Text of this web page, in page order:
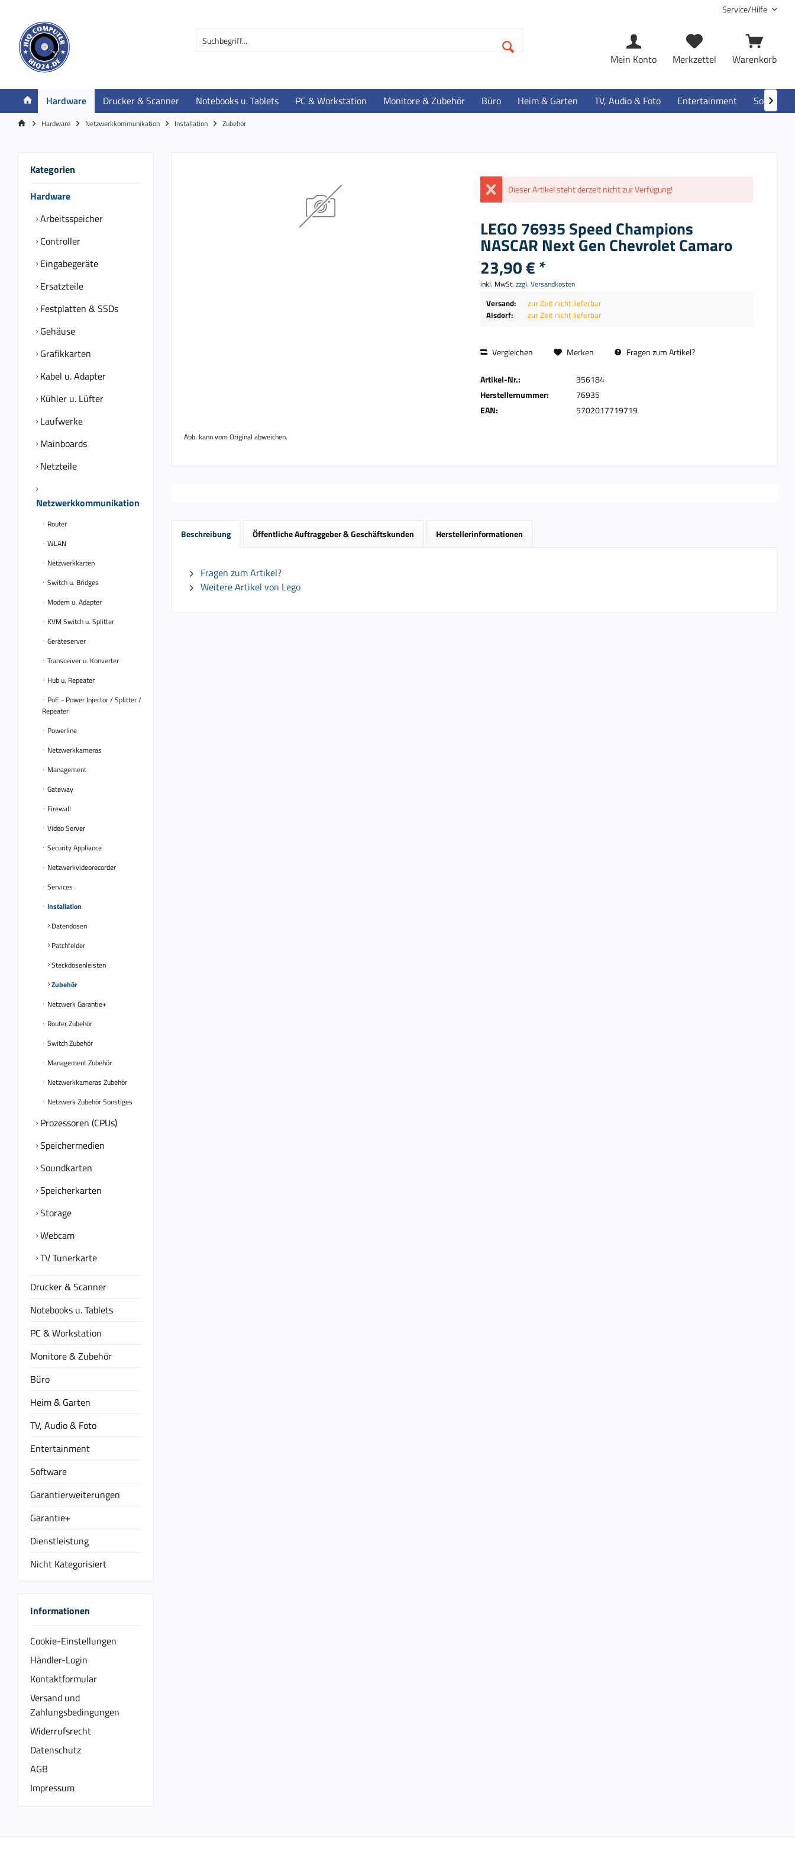
Service/Hilfe
Warenkorb
Merkzettel
Mein Konto
Hardware Drucker & Scanner Notebooks u. Tablets PC & Workstation Monitore & Zubehör Büro Heim & Garten TV, Audio & Foto Entertainment Software

Hardware Netzwerkkommunikation Installation Zubehör
Kategorien
Hardware
Arbeitsspeicher
Controller
Eingabegeräte
Ersatzteile
Festplatten & SSDs
Gehäuse
Grafikkarten
Kabel u. Adapter
Kühler u. Lüfter
Laufwerke
Mainboards
Netzteile
Netzwerkkommunikation
Router
WLAN
Netzwerkkarten
Switch u. Bridges
Modem u. Adapter
KVM Switch u. Splitter
Geräteserver
Transceiver u. Konverter
Hub u. Repeater
PoE - Power Injector / Splitter /
Repeater
Powerline
Netzwerkkameras
Management
Gateway
Firewall
Video Server
Security Appliance
Netzwerkvideorecorder
Services
Installation
Datendosen
Patchfelder
Steckdosenleisten
Zubehör
Netzwerk Garantie+
Router Zubehör
Switch Zubehör
Management Zubehör
Netzwerkkameras Zubehör
Netzwerk Zubehör Sonstiges
Prozessoren (CPUs)
Speichermedien
Soundkarten
Speicherkarten
Storage
Webcam
TV Tunerkarte
Drucker & Scanner
Notebooks u. Tablets
PC & Workstation
Monitore & Zubehör
Büro
Heim & Garten
TV, Audio & Foto
Entertainment
Software
Garantierweiterungen
Garantie+
Dienstleistung
Nicht Kategorisiert
Informationen
Cookie-Einstellungen
Händler-Login
Kontaktformular
Versand und
Zahlungsbedingungen
Widerrufsrecht
Datenschutz
AGB
Impressum
Abb. kann vom Original abweichen.
Dieser Artikel steht derzeit nicht zur Verfügung!
LEGO 76935 Speed Champions
NASCAR Next Gen Chevrolet Camaro
23,90 € *
inkl. MwSt. zzgl. Versandkosten
Versand:
zur Zeit nicht lieferbar
Alsdorf:
zur Zeit nicht lieferbar
Vergleichen Merken Fragen zum Artikel?
Artikel-Nr.:
356184
Herstellernummer:
76935
EAN:
5702017719719
Beschreibung Öffentliche Auftraggeber & Geschäftskunden Herstellerinformationen
Fragen zum Artikel?
Weitere Artikel von Lego